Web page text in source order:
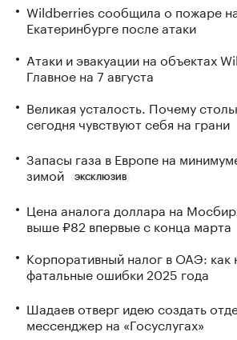
Wildberries сообщила о пожаре
Екатеринбурге после атаки
Атаки и эвакуации на объектах
Главное на 7 августа
Великая усталость. Почему
сегодня чувствуют себя на грани
Запасы газа в Европе на
зимой
ЭКСКЛЮЗИВ
Цена аналога доллара на
выше ₽82 впервые с конца марта
Корпоративный налог в ОАЭ: как
фатальные ошибки 2025 года
Шадаев отверг идею создать
мессенджер на «Госуслугах»